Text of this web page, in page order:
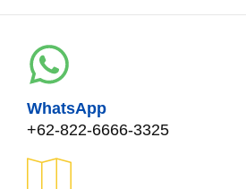
WhatsApp
+62-822-6666-3325